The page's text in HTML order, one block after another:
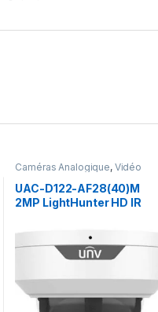
Caméras Analogique, Vidéo
UAC-D122-AF28(40)M
2MP LightHunter HD IR